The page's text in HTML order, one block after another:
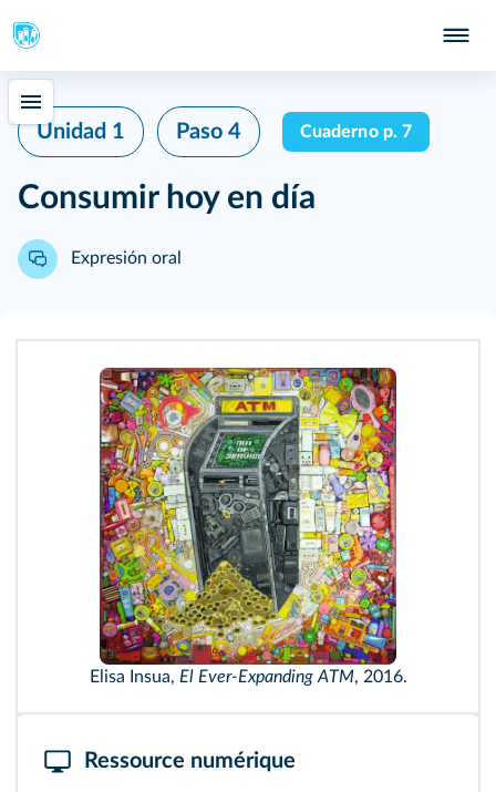
Unidad 1 Paso 4 Cuaderno p. 7
Consumir hoy en día
Expresión oral
Elisa Insua, El Ever-Expanding ATM, 2016.
Ressource numérique